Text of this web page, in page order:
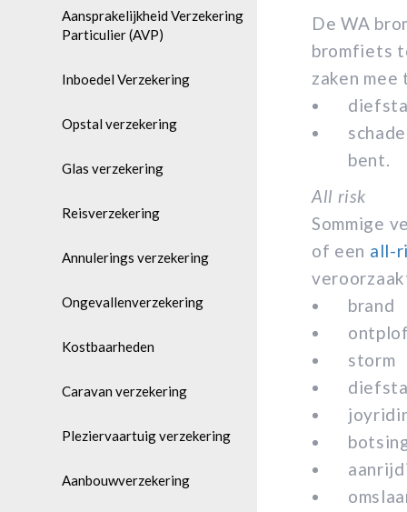
Aansprakelijkheid Verzekering
Particulier (AVP)
Inboedel Verzekering
Opstal verzekering
Glas verzekering
Reisverzekering
Annulerings verzekering
Ongevallenverzekering
Kostbaarheden
Caravan verzekering
Pleziervaartuig verzekering
Aanbouwverzekering
De WA
bromfiets
zaken
bent.
All risk
Sommige
of een all-
brand
storm